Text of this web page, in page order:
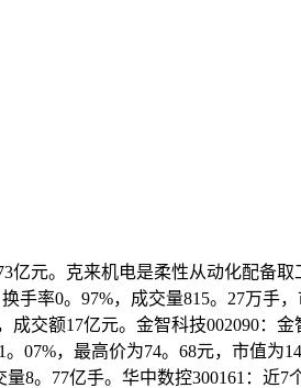
元。克来机电是柔性从动化配备取
手率0。97%，成交量815。27万手
成交额17亿元。金智科技002090：
07%，最高价为74。68元，市值为
8。77亿手。华中数控300161：近7